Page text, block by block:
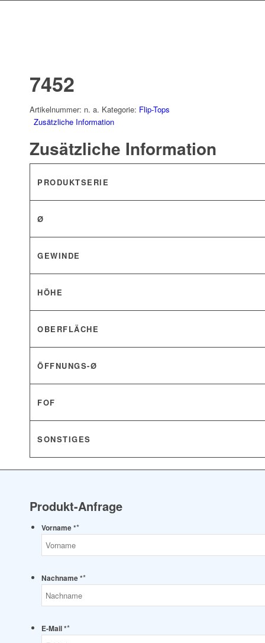
7452
Artikelnummer: n. a. Kategorie: Flip-Tops
Zusätzliche Information
Zusätzliche Information
PRODUKTSERIE
Ø
GEWINDE
HÖHE
OBERFLÄCHE
ÖFFNUNGS-Ø
FOF
SONSTIGES
Produkt-Anfrage
Vorname **
Nachname **
E-Mail **